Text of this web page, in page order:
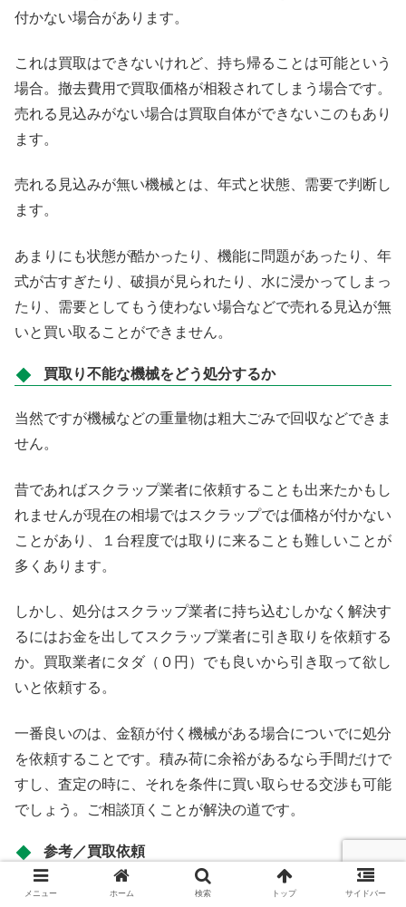
付かない場合があります。
これは買取はできないけれど、持ち帰ることは可能という
場合。撤去費用で買取価格が相殺されてしまう場合です。
売れる見込みがない場合は買取自体ができないこのもあり
ます。
売れる見込みが無い機械とは、年式と状態、需要で判断し
ます。
あまりにも状態が酷かったり、機能に問題があったり、年
式が古すぎたり、破損が見られたり、水に浸かってしまっ
たり、需要としてもう使わない場合などで売れる見込が無
いと買い取ることができません。
買取り不能な機械をどう処分するか
当然ですが機械などの重量物は粗大ごみで回収などできま
せん。
昔であればスクラップ業者に依頼することも出来たかもし
れませんが現在の相場ではスクラップでは価格が付かない
ことがあり、１台程度では取りに来ることも難しいことが
多くあります。
しかし、処分はスクラップ業者に持ち込むしかなく解決す
るにはお金を出してスクラップ業者に引き取りを依頼する
か。買取業者にタダ（０円）でも良いから引き取って欲し
いと依頼する。
一番良いのは、金額が付く機械がある場合についでに処分
を依頼することです。積み荷に余裕があるなら手間だけで
すし、査定の時に、それを条件に買い取らせる交渉も可能
でしょう。ご相談頂くことが解決の道です。
参考／買取依頼
機械そのものは、メーカー、型式、年式である程度、特定
メニュー ホーム 検索 トップ サイドバー